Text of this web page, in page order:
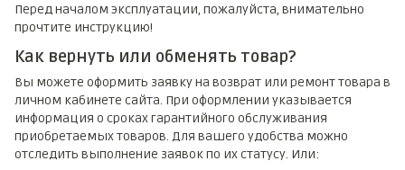
Перед началом эксплуатации, пожалуйста, внимательно
прочтите инструкцию!
Как вернуть или обменять товар?
Вы можете оформить заявку на возврат или ремонт товара в
личном кабинете сайта. При оформлении указывается
информация о сроках гарантийного обслуживания
приобретаемых товаров. Для вашего удобства можно
отследить выполнение заявок по их статусу. Или: